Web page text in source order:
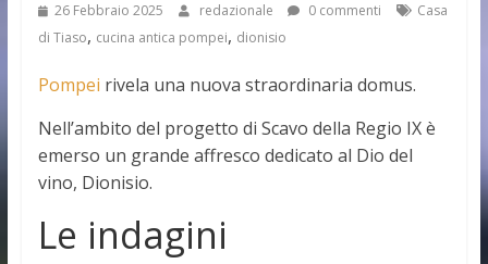
26 Febbraio 2025 redazionale 0 commenti
Casa
di Tiaso, cucina antica pompei, dionisio
Pompei rivela una nuova straordinaria domus.
Nell’ambito del progetto di Scavo della Regio IX è
emerso un grande affresco dedicato al Dio del
vino, Dionisio.
Le indagini